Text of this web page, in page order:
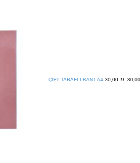
ÇİFT TARAFLI BANT A4 30,00 TL